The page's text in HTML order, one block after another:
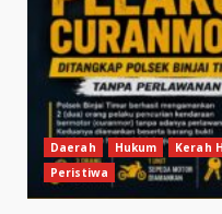
Daerah Hukum Kerah
Peristiwa